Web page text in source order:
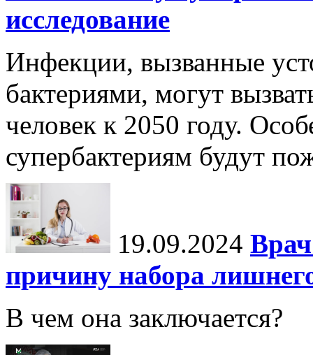
исследование
Инфекции, вызванные
бактериями, могут
человек к 2050 году.
супербактериям будут
19.09.2024
причину набора
В чем она заключается?